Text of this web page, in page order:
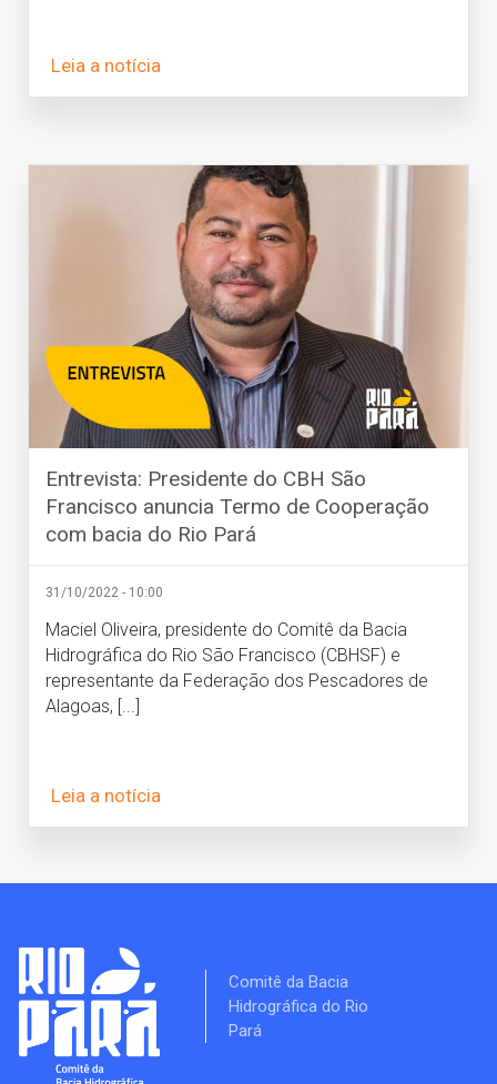
Leia a notícia
Entrevista: Presidente do CBH São
Francisco anuncia Termo de Cooperação
com bacia do Rio Pará
31/10/2022 - 10:00
Maciel Oliveira, presidente do Comitê da Bacia
Hidrográfica do Rio São Francisco (CBHSF) e
representante da Federação dos Pescadores de
Alagoas, [...]
Leia a notícia
Comitê da Bacia
Hidrográfica do Rio
Pará